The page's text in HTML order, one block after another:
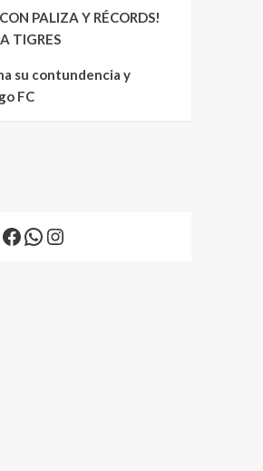
PALIZA Y RÉCORDS!
TIGRES
su contundencia y
FC
Facebook
WhatsApp
Instagram